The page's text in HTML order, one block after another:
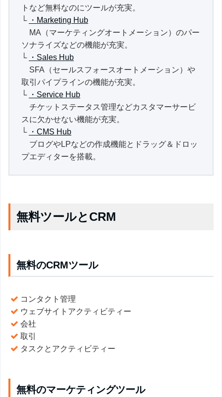
トなど無料なのにツールが充実。
└ ・Marketing Hub
MA（マーケティングオートメーション）のパー
ソナライズなどの機能が充実。
└ ・Sales Hub
SFA（セールスフォースオートメーション）や
取引パイプラインの機能が充実。
└ ・Service Hub
チケットステータス管理などカスタマーサービ
スに欠かせない機能が充実。
└ ・CMS Hub
ブログやLPなどの作成機能とドラッグ＆ドロッ
プエディターを搭載。
無料ツールとCRM
無料のCRMツール
コンタクト管理
ウェブサイトアクティビティー
会社
取引
タスクとアクティビティー
無料のマーケティングツール